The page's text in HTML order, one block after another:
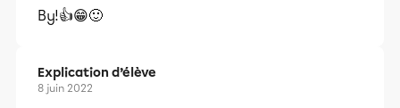
By!👍😁🙂
Explication d’élève
8 juin 2022